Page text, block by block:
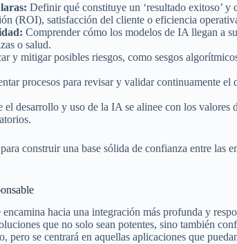
Definir qué constituye un ‘resultado exitoso’ y
(ROI), satisfacción del cliente o eficiencia
Comprender cómo los modelos de IA llegan a
o salud.
y mitigar posibles riesgos, como sesgos
procesos para revisar y validar continuamente
el desarrollo y uso de la IA se alinee con los valores
construir una base sólida de confianza entre las
hacia una integración más profunda y
que no solo sean potentes, sino también
pero se centrará en aquellas aplicaciones que